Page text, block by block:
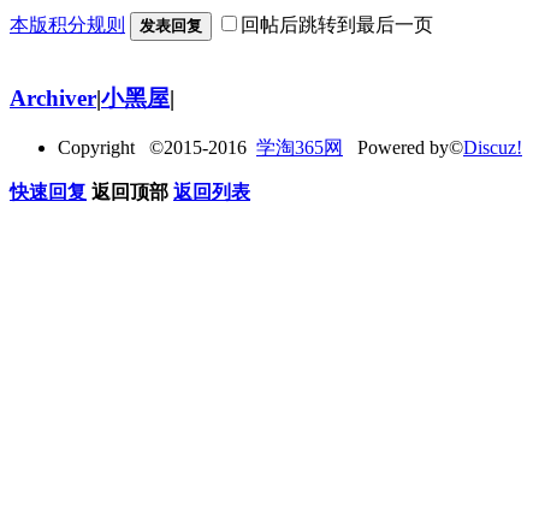
本版积分规则 发表回复 回帖后跳转到最后一页
Archiver|小黑屋|
Copyright ©2015-2016 学淘365网 Powered by©Discuz!
快速回复 返回顶部 返回列表